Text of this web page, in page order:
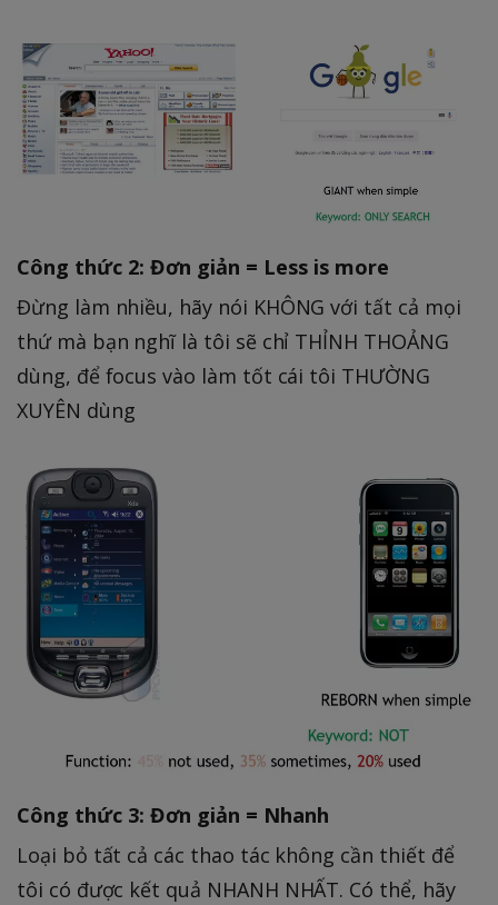
Công thức 2: Đơn giản = Less is more
Đừng làm nhiều, hãy nói KHÔNG với tất cả mọi
thứ mà bạn nghĩ là tôi sẽ chỉ THỈNH THOẢNG
dùng, để focus vào làm tốt cái tôi THƯỜNG
XUYÊN dùng
Công thức 3: Đơn giản = Nhanh
Loại bỏ tất cả các thao tác không cần thiết để
tôi có được kết quả NHANH NHẤT. Có thể, hãy